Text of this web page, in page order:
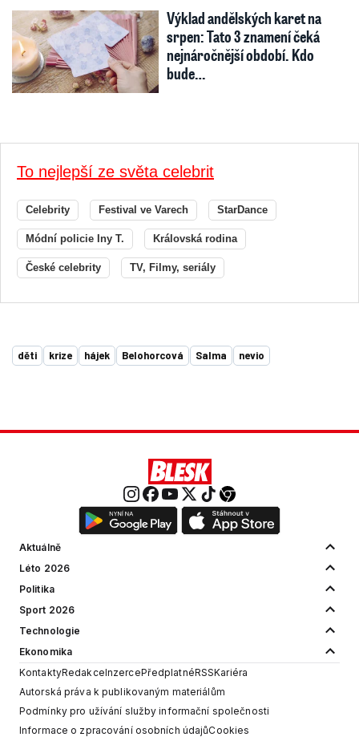
Výklad andělských karet na
srpen: Tato 3 znamení čeká
nejnáročnější období. Kdo
bude…
To nejlepší ze světa celebrit
Celebrity Festival ve Varech StarDance
Módní policie Iny T. Královská rodina
České celebrity TV, Filmy, seriály
děti krize hájek Belohorcová Salma nevio
Aktuálně
Léto 2026
Politika
Sport 2026
Technologie
Ekonomika
KontaktyRedakceInzercePředplatnéRSSKariéra
Autorská práva k publikovaným materiálům
Podmínky pro užívání služby informační společnosti
Informace o zpracování osobních údajůCookies